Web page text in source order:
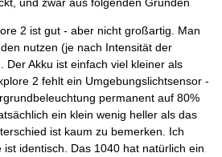
2 ist gut - aber nicht großartig. Man
nutzen (je nach Intensität der
Der Akku ist einfach viel kleiner als
2 fehlt ein Umgebungslichtsensor -
permanent auf 80%
ein klein wenig heller als das
ist kaum zu bemerken. Ich
identisch. Das 1040 hat natürlich ein